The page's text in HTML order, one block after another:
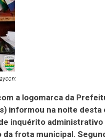
a logomarca da
informou na noite desta
inquérito administrativo
frota municipal.